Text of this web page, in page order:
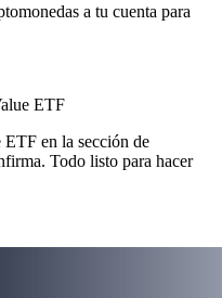
a tu cuenta para
ETF
ETF en la sección de
Todo listo para hacer